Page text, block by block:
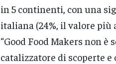
in 5 continenti, con una
italiana (24%, il valore più
“Good Food Makers non
catalizzatore di scoperte